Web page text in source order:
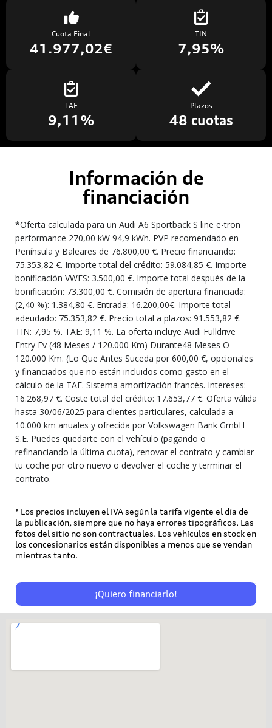
Cuota Final
41.977,02€
TIN
7,95%
TAE
9,11%
Plazos
48 cuotas
Información de
financiación
*Oferta calculada para un Audi A6 Sportback S line e-tron
performance 270,00 kW 94,9 kWh. PVP recomendado en
Península y Baleares de 76.800,00 €. Precio financiando:
75.353,82 €. Importe total del crédito: 59.084,85 €. Importe
bonificación VWFS: 3.500,00 €. Importe total después de la
bonificación: 73.300,00 €. Comisión de apertura financiada:
(2,40 %): 1.384,80 €. Entrada: 16.200,00€. Importe total
adeudado: 75.353,82 €. Precio total a plazos: 91.553,82 €.
TIN: 7,95 %. TAE: 9,11 %. La oferta incluye Audi Fulldrive
Entry Ev (48 Meses / 120.000 Km) Durante48 Meses O
120.000 Km. (Lo Que Antes Suceda por 600,00 €, opcionales
y financiados que no están incluidos como gasto en el
cálculo de la TAE. Sistema amortización francés. Intereses:
16.268,97 €. Coste total del crédito: 17.653,77 €. Oferta válida
hasta 30/06/2025 para clientes particulares, calculada a
10.000 km anuales y ofrecida por Volkswagen Bank GmbH
S.E. Puedes quedarte con el vehículo (pagando o
refinanciando la última cuota), renovar el contrato y cambiar
tu coche por otro nuevo o devolver el coche y terminar el
contrato.
* Los precios incluyen el IVA según la tarifa vigente el día de
la publicación, siempre que no haya errores tipográficos. Las
fotos del sitio no son contractuales. Los vehículos en stock en
los concesionarios están disponibles a menos que se vendan
mientras tanto.
¡Quiero financiarlo!